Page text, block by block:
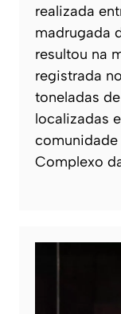
realizada
madrugada
resultou na
registrada
toneladas
localizadas
comunidade
Complexo